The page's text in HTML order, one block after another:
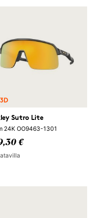
Sutro Lite
24K OO9463-1301
€